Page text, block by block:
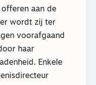
aan de
wordt zij ter
voorafgaand
haar
Enkele